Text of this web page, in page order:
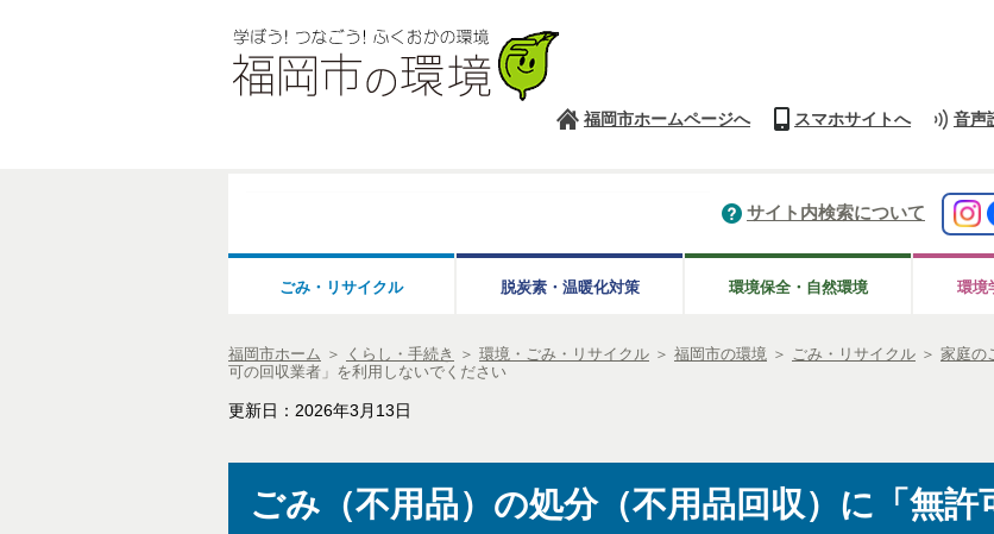
福岡市ホームページへ スマホサイトへ 音声
サイト内検索について
ごみ・リサイクル 脱炭素・温暖化対策 環境保全・自然環境 環境
福岡市ホーム ＞ くらし・手続き ＞ 環境・ごみ・リサイクル ＞ 福岡市の環境 ＞ ごみ・リサイクル ＞ 家庭の
可の回収業者」を利用しないでください
更新日：2026年3月13日
ごみ（不用品）の処分（不用品回収）に「無許